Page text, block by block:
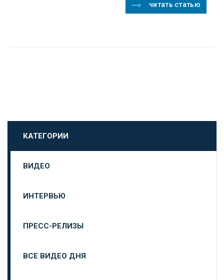
читать статью
КАТЕГОРИИ
ВИДЕО
ИНТЕРВЬЮ
ПРЕСС-РЕЛИЗЫ
ВСЕ ВИДЕО ДНЯ